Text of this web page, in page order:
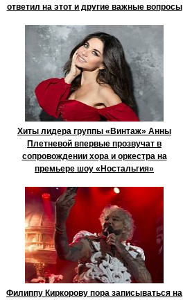
ответил на этот и другие важные вопросы
Хиты лидера группы «Винтаж» Анны
Плетневой впервые прозвучат в
сопровождении хора и оркестра на
премьере шоу «Ностальгия»
Филиппу Киркорову пора записываться на